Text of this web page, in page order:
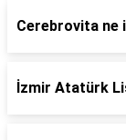
Cerebrovita ne
İzmir Atatürk